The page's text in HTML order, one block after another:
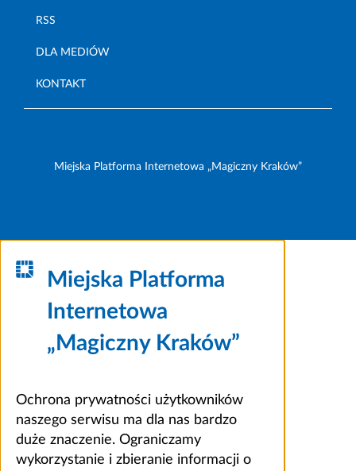
RSS
DLA MEDIÓW
KONTAKT
Miejska Platforma Internetowa „Magiczny Kraków”
Miejska Platforma
Internetowa
„Magiczny Kraków”
Ochrona prywatności użytkowników
naszego serwisu ma dla nas bardzo
duże znaczenie. Ograniczamy
wykorzystanie i zbieranie informacji o